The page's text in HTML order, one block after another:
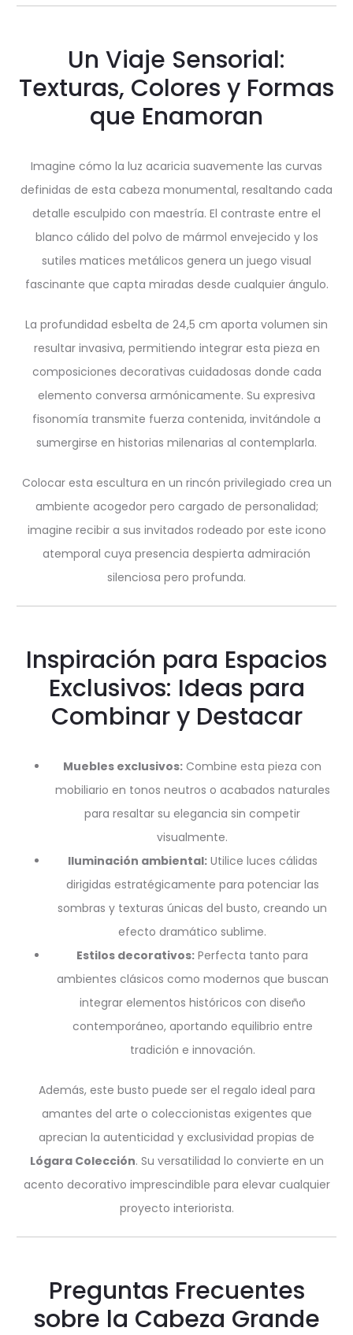
Un Viaje Sensorial:
Texturas, Colores y Formas
que Enamoran
Imagine cómo la luz acaricia suavemente las curvas
definidas de esta cabeza monumental, resaltando cada
detalle esculpido con maestría. El contraste entre el
blanco cálido del polvo de mármol envejecido y los
sutiles matices metálicos genera un juego visual
fascinante que capta miradas desde cualquier ángulo.
La profundidad esbelta de 24,5 cm aporta volumen sin
resultar invasiva, permitiendo integrar esta pieza en
composiciones decorativas cuidadosas donde cada
elemento conversa armónicamente. Su expresiva
fisonomía transmite fuerza contenida, invitándole a
sumergirse en historias milenarias al contemplarla.
Colocar esta escultura en un rincón privilegiado crea un
ambiente acogedor pero cargado de personalidad;
imagine recibir a sus invitados rodeado por este icono
atemporal cuya presencia despierta admiración
silenciosa pero profunda.
Inspiración para Espacios
Exclusivos: Ideas para
Combinar y Destacar
Muebles exclusivos: Combine esta pieza con
mobiliario en tonos neutros o acabados naturales
para resaltar su elegancia sin competir
visualmente.
Iluminación ambiental:Utilice luces cálidas
dirigidas estratégicamente para potenciar las
sombras y texturas únicas del busto, creando un
efecto dramático sublime.
Estilos decorativos: Perfecta tanto para
ambientes clásicos como modernos que buscan
integrar elementos históricos con diseño
contemporáneo, aportando equilibrio entre
tradición e innovación.
Además, este busto puede ser el regalo ideal para
amantes del arte o coleccionistas exigentes que
aprecian la autenticidad y exclusividad propias de
Lógara Colección. Su versatilidad lo convierte en un
acento decorativo imprescindible para elevar cualquier
proyecto interiorista.
Preguntas Frecuentes
sobre la Cabeza Grande